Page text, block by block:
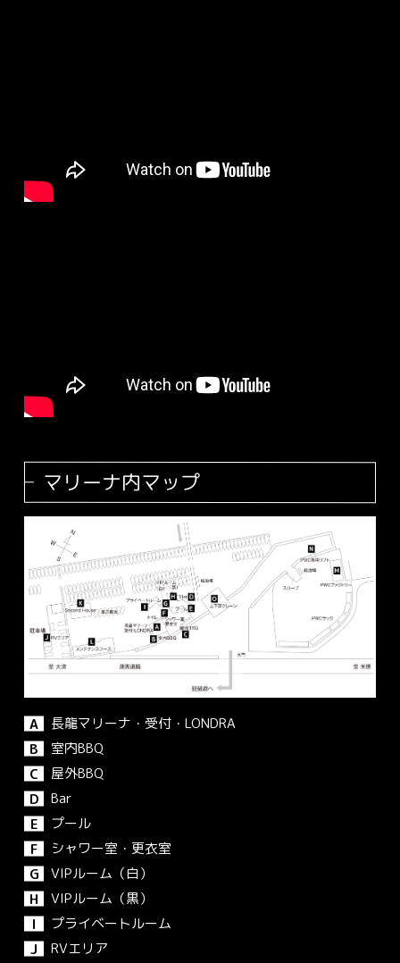
マリーナ内マップ
A
長龍マリーナ・受付・LONDRA
B
室内BBQ
C
屋外BBQ
D
Bar
E
プール
F
シャワー室・更衣室
G
VIPルーム（白）
H
VIPルーム（黒）
I
プライベートルーム
J
RVエリア